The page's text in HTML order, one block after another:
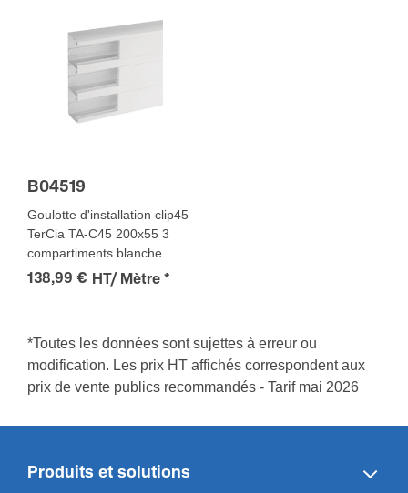
B04519
Goulotte d'installation clip45
TerCia TA-C45 200x55 3
compartiments blanche
138,99 € HT/ Mètre *
*Toutes les données sont sujettes à erreur ou
modification. Les prix HT affichés correspondent aux
prix de vente publics recommandés - Tarif mai 2026
Produits et solutions